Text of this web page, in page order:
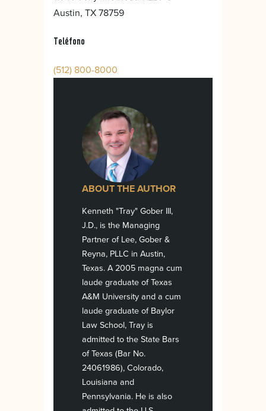
Austin, TX 78759
Teléfono
(512) 800-8000
ABOUT THE AUTHOR
Kenneth "Tray" Gober III,
J.D., is the Managing
Partner of Lee, Gober &
Reyna, PLLC in Austin,
Texas. A 2005 magna cum
laude graduate of Texas
A&M University and a cum
laude graduate of Baylor
Law School, Tray is
admitted to the State Bars
of Texas (Bar No.
24061986), Colorado,
Louisiana and
Pennsylvania. He is also